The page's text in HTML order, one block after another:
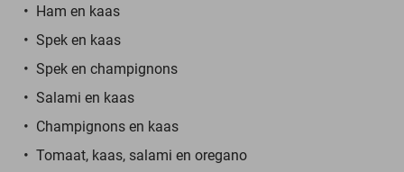
Ham en kaas
Spek en kaas
Spek en champignons
Salami en kaas
Champignons en kaas
Tomaat, kaas, salami en oregano